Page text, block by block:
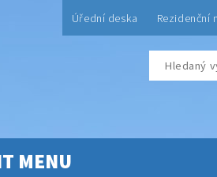
Úřední deska Rezidenční
MENU